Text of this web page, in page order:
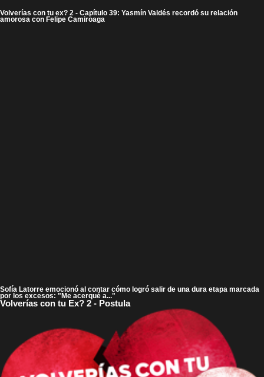
Volverías con tu ex? 2 - Capítulo 39: Yasmín Valdés recordó su relación
amorosa con Felipe Camiroaga
Sofía Latorre emocionó al contar cómo logró salir de una dura etapa marcada
por los excesos: "Me acerqué a..."
Volverías con tu Ex? 2 - Postula